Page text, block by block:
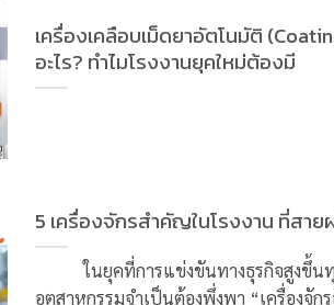
เครื่องเคลือบเม็ดยาอัตโนมัติ
อะไร? ทำไมโรงงานยุคใหม่ต้องมี
5 เครื่องจักรสำคัญในโรงงาน ที่สา
ในยุคที่การแข่งขันทางธุรกิจสูงขึ้นทุ
อุตสาหกรรมจำเป็นต้องพึ่งพา “เครื่องจัก